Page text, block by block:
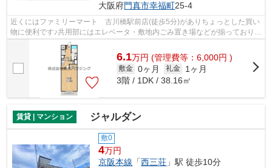
大阪府門真市幸福町25-4
近くにはファミリーマート 古川橋駅前店(徒歩5分)がありちょっとした買い
物に便利です♪共用部にはエレベータ・敷地内ごみ置き場などが揃っており、
とても充実しています♪徒歩4分の位...
6.1万円 (管理費等：6,000円 )
敷金 0ヶ月 礼金
1ヶ月
3階 / 1DK / 38.16㎡
賃貸 | マンション ジャルダン
敷0
4万円
京阪本線 「西三荘 」駅 徒歩10分